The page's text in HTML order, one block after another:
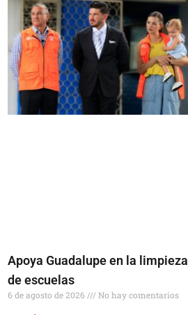
Apoya Guadalupe en la limpieza
de escuelas
6 de agosto de 2026 No hay comentarios